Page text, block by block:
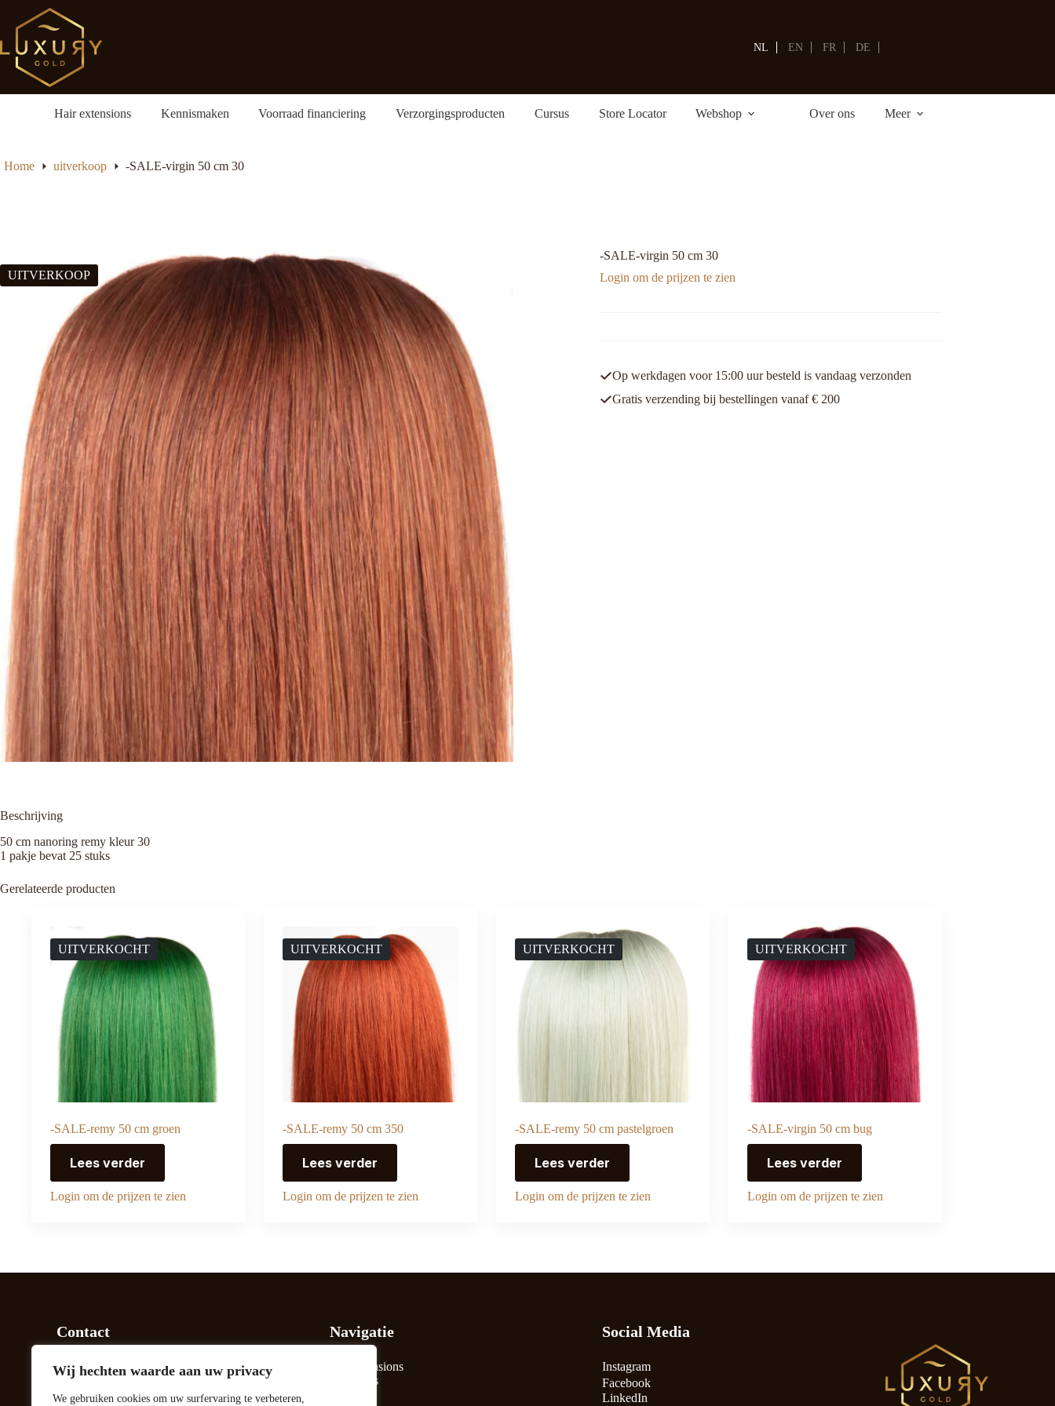
Wij hechten waarde aan uw privacy
We gebruiken cookies om uw surfervaring te verbeteren,
inhoud
NL EN FR DE
Hair extensions Kennismaken Voorraad financiering Verzorgingsproducten Cursus Store Locator Webshop Over ons Meer
Home uitverkoop -SALE-virgin 50 cm 30
UITVERKOOP
-SALE-virgin 50 cm 30
Login om de prijzen te zien
Op werkdagen voor 15:00 uur besteld is vandaag verzonden
Gratis verzending bij bestellingen vanaf € 200
Beschrijving
50 cm nanoring remy kleur 30
1 pakje bevat 25 stuks
Gerelateerde producten
UITVERKOCHT
-SALE-remy 50 cm groen
Lees verder
Login om de prijzen te zien
UITVERKOCHT
-SALE-remy 50 cm 350
Lees verder
Login om de prijzen te zien
UITVERKOCHT
-SALE-remy 50 cm pastelgroen
Lees verder
Login om de prijzen te zien
UITVERKOCHT
-SALE-virgin 50 cm bug
Lees verder
Login om de prijzen te zien
Contact
Nagelpoelweg 82
Apeldoorn
+31 55 2032652
Navigatie
Hairextensions
Over Ons
Social Media
Instagram
Facebook
LinkedIn